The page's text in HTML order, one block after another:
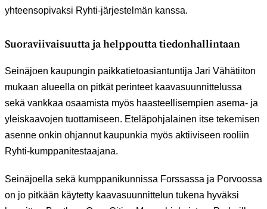
yhteensopivaksi Ryhti-järjestelmän kanssa.
Suoraviivaisuutta ja helppoutta tiedonhallintaan
Seinäjoen kaupungin paikkatietoasiantuntija Jari Vähätiiton
mukaan alueella on pitkät perinteet kaavasuunnittelussa
sekä vankkaa osaamista myös haasteellisempien asema- ja
yleiskaavojen tuottamiseen. Eteläpohjalainen itse tekemisen
asenne onkin ohjannut kaupunkia myös aktiiviseen rooliin
Ryhti-kumppanitestaajana.
Seinäjoella sekä kumppanikunnissa Forssassa ja Porvoossa
on jo pitkään käytetty kaavasuunnittelun tukena hyväksi